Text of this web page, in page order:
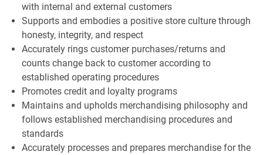
with internal and external customers
Supports and embodies a positive store culture through
honesty, integrity, and respect
Accurately rings customer purchases/returns and
counts change back to customer according to
established operating procedures
Promotes credit and loyalty programs
Maintains and upholds merchandising philosophy and
follows established merchandising procedures and
standards
Accurately processes and prepares merchandise for the